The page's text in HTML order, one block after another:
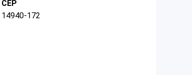
CEP
14940-172